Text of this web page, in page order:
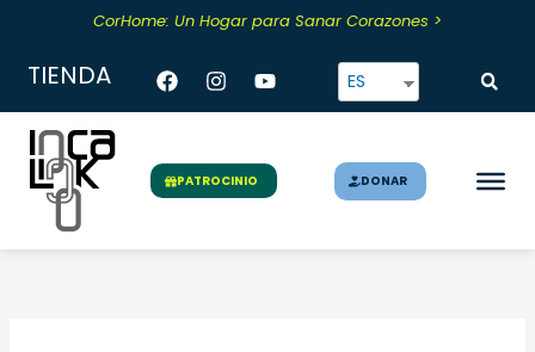
content
CorHome: Un Hogar para Sanar Corazones >
TIENDA Facebook
Instagram
YoutubeES
PATROCINIO DONAR